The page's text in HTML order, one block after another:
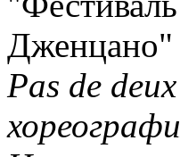
Pas de